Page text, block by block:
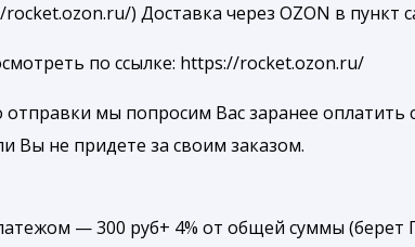
) Доставка через OZON в
по ссылке: https://rocket.ozon.ru/
мы попросим Вас заранее
Вы не придете за своим заказом.
— 300 руб+ 4% от общей суммы